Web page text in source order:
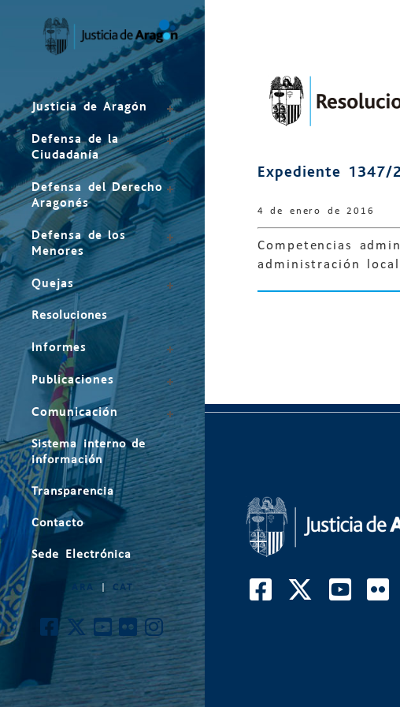
Justicia de Aragón
Defensa de la
Ciudadanía
Defensa del Derecho
Aragonés
Defensa de los
Menores
Quejas
Resoluciones
Informes
Publicaciones
Comunicación
Sistema interno de
información
Transparencia
Contacto
Sede Electrónica
CAT
Expediente 1347/
4 de enero de 2016
Competencias
administración